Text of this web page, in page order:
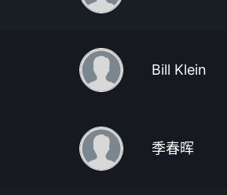
Bill Klein
季春晖